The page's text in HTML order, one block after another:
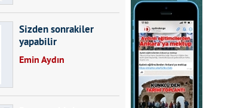
Sizden sonrakiler
yapabilir
Emin Aydın